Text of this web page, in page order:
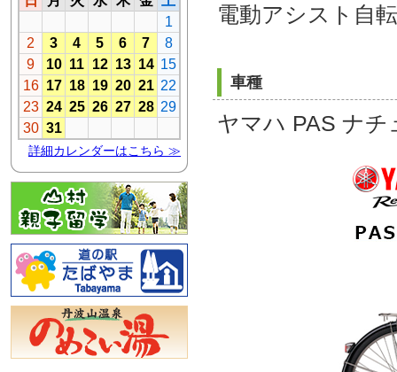
電動アシスト自
車種
ヤマハ PAS ナ